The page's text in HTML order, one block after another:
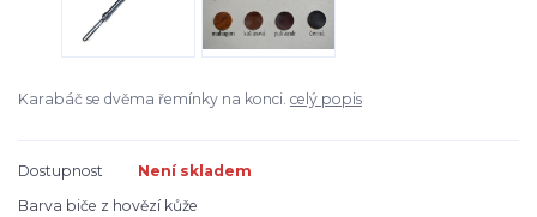
Karabáč se dvěma řemínky na konci. celý popis
Dostupnost
Není skladem
Barva biče z hovězí kůže